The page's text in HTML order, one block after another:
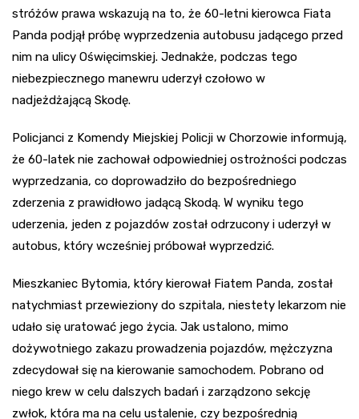
stróżów prawa wskazują na to, że 60-letni kierowca Fiata
Panda podjął próbę wyprzedzenia autobusu jadącego przed
nim na ulicy Oświęcimskiej. Jednakże, podczas tego
niebezpiecznego manewru uderzył czołowo w
nadjeżdżającą Skodę.
Policjanci z Komendy Miejskiej Policji w Chorzowie informują,
że 60-latek nie zachował odpowiedniej ostrożności podczas
wyprzedzania, co doprowadziło do bezpośredniego
zderzenia z prawidłowo jadącą Skodą. W wyniku tego
uderzenia, jeden z pojazdów został odrzucony i uderzył w
autobus, który wcześniej próbował wyprzedzić.
Mieszkaniec Bytomia, który kierował Fiatem Panda, został
natychmiast przewieziony do szpitala, niestety lekarzom nie
udało się uratować jego życia. Jak ustalono, mimo
dożywotniego zakazu prowadzenia pojazdów, mężczyzna
zdecydował się na kierowanie samochodem. Pobrano od
niego krew w celu dalszych badań i zarządzono sekcję
zwłok, która ma na celu ustalenie, czy bezpośrednią